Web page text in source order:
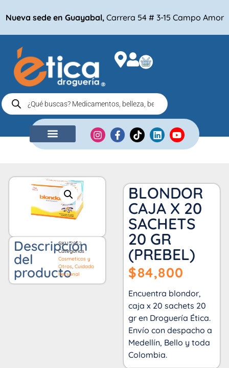
Nueva sede en Guayabal, Carrera 54 # 3-15 Campo Amor
Descripción
del
producto
SKU2852
Categorías
Cosmeticos y
Otros, Cuidado
Personal
BLONDOR
CAJA X 20
SACHETS
20 GR
(PREBEL)
$84,800
Encuentra blondor,
caja x 20 sachets 20
gr en Droguería Ética.
Envío con despacho a
Medellín, Bello y toda
Colombia.